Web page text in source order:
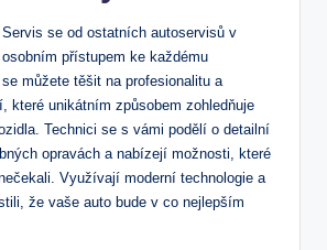
se od ostatních autoservisů v
přístupem ke⁤ každému
můžete těšit na profesionalitu a
které unikátním způsobem zohledňuje
Technici se s‍ vámi ‍podělí o detailní
opravách a nabízejí možnosti, které⁢
Využívají moderní​ technologie a⁤
že⁢ vaše auto bude v co nejlepším